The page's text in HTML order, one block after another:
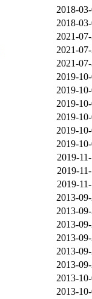
2018-
2018-
2021-
2021-
2021-
2019-
2019-
2019-
2019-
2019-
2019-
2019-
2019-
2019-
2013-
2013-
2013-
2013-
2013-
2013-
2013-
2013-